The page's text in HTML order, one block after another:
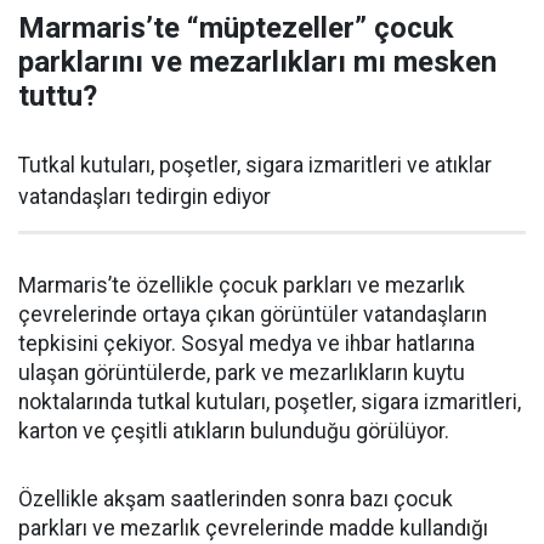
Marmaris’te “müptezeller” çocuk
parklarını ve mezarlıkları mı mesken
tuttu?
Tutkal kutuları, poşetler, sigara izmaritleri ve atıklar
vatandaşları tedirgin ediyor
Marmaris’te özellikle çocuk parkları ve mezarlık
çevrelerinde ortaya çıkan görüntüler vatandaşların
tepkisini çekiyor. Sosyal medya ve ihbar hatlarına
ulaşan görüntülerde, park ve mezarlıkların kuytu
noktalarında tutkal kutuları, poşetler, sigara izmaritleri,
karton ve çeşitli atıkların bulunduğu görülüyor.
Özellikle akşam saatlerinden sonra bazı çocuk
parkları ve mezarlık çevrelerinde madde kullandığı